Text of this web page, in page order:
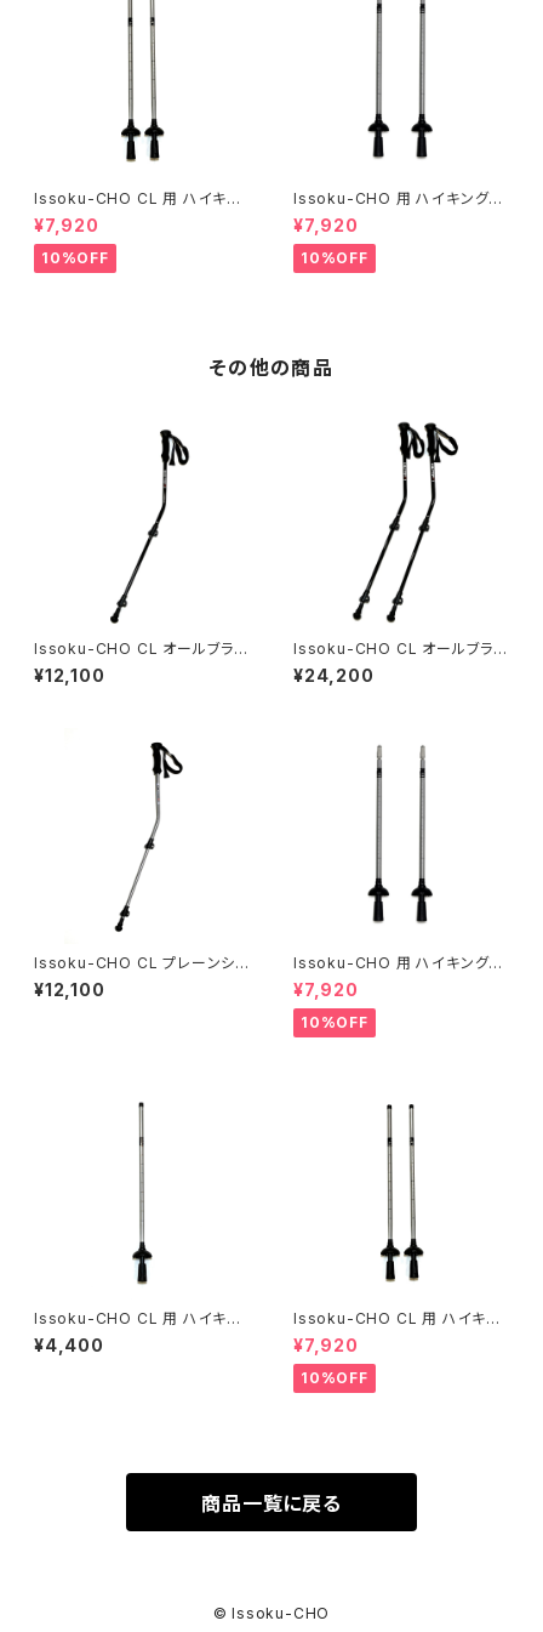
Issoku-CHO CL 用 ハイキン
グロアシャフト 2本
¥7,920
10%OFF
Issoku-CHO 用 ハイキングロ
アシャフト ２本
¥7,920
10%OFF
その他の商品
Issoku-CHO CL オールブラッ
ク 1本
¥12,100
Issoku-CHO CL オールブラッ
ク 2本
¥24,200
Issoku-CHO CL プレーンシル
バー 1本
¥12,100
Issoku-CHO 用 ハイキングロ
アシャフト ２本
¥7,920
10%OFF
Issoku-CHO CL 用 ハイキン
グロアシャフト １本
¥4,400
Issoku-CHO CL 用 ハイキン
グロアシャフト 2本
¥7,920
10%OFF
商品一覧に戻る
© Issoku-CHO